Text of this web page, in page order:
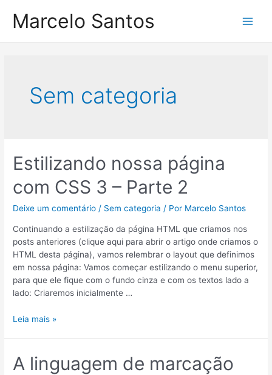
paraMarcelo Santos
Sem categoria
Estilizando nossa página
com CSS 3 – Parte 2
Deixe um comentário / Sem categoria / Por Marcelo Santos
Continuando a estilização da página HTML que criamos nos
posts anteriores (clique aqui para abrir o artigo onde criamos o
HTML desta página), vamos relembrar o layout que definimos
em nossa página: Vamos começar estilizando o menu superior,
para que ele fique com o fundo cinza e com os textos lado a
lado: Criaremos inicialmente …
Estilizando
com
CSS
Leia mais »
A linguagem de marcação